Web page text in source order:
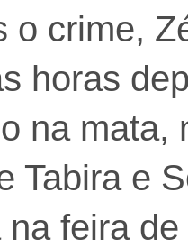
o crime,
horas
na mata,
Tabira e
feira de